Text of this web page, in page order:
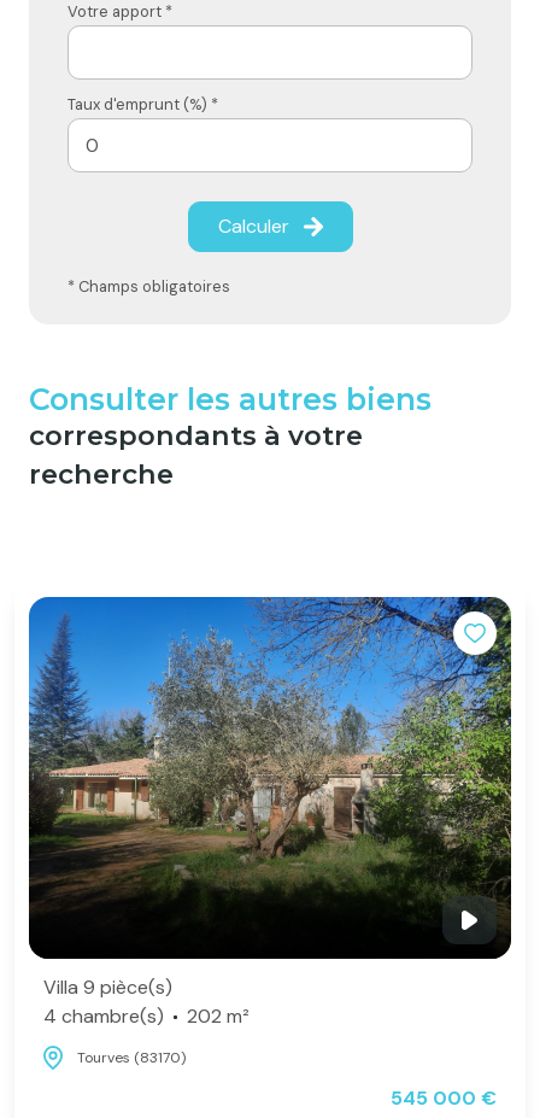
Votre apport *
Taux d'emprunt (%) *
Calculer
* Champs obligatoires
Consulter les autres biens
correspondants à votre
recherche
Villa 9 pièce(s)
4 chambre(s)
202 m²
Tourves (83170)
545 000 €